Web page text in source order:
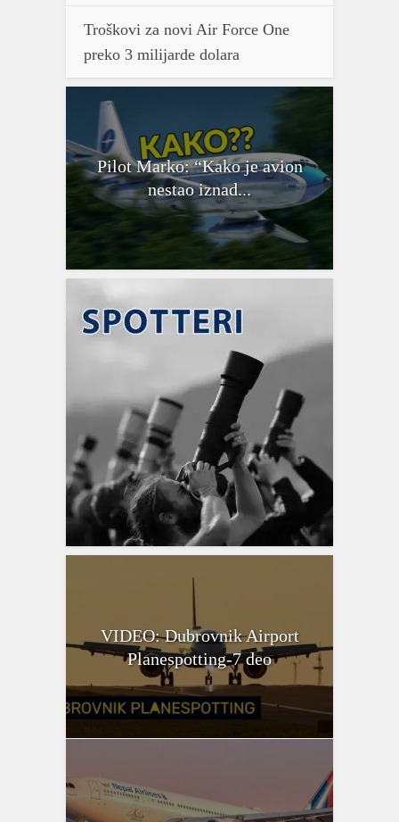
Troškovi za novi Air Force One
preko 3 milijarde dolara
Pilot Marko: “Kako je avion
nestao iznad...
VIDEO: Dubrovnik Airport
Planespotting-7 deo